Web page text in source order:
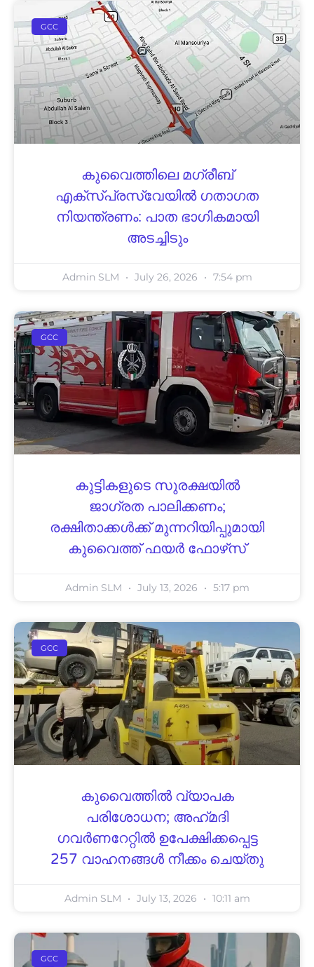
GCC
കുവൈത്തിലെ മഗ്‌രീബ്‌
എക്‌സ്പ്രസ്‌വേയിൽ ഗതാഗത
നിയന്ത്രണം: പാത ഭാഗികമായി
അടച്ചിടും
Admin SLM July 26, 2026 7:54 pm
GCC
കുട്ടികളുടെ സുരക്ഷയിൽ
ജാഗ്രത പാലിക്കണം;
രക്ഷിതാക്കൾക്ക് മുന്നറിയിപ്പുമായി
കുവൈത്ത് ഫയർ ഫോഴ്‌സ്
Admin SLM July 13, 2026 5:17 pm
GCC
കുവൈത്തിൽ വ്യാപക
പരിശോധന; അഹ്‌മദി
ഗവർണറേറ്റിൽ ഉപേക്ഷിക്കപ്പെട്ട
257 വാഹനങ്ങൾ നീക്കം ചെയ്തു
Admin SLM July 13, 2026 10:11 am
GCC